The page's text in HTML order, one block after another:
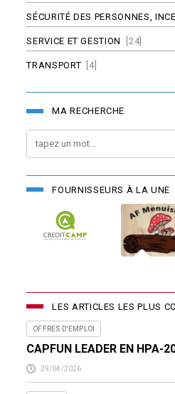
SÉCURITÉ DES PERSONNES,
SERVICE ET GESTION [24]
TRANSPORT [4]
MA RECHERCHE
FOURNISSEURS À LA UNE
LES ARTICLES LES PLUS
OFFRES D'EMPLOI
CAPFUN LEADER EN HPA-
29/04/2026